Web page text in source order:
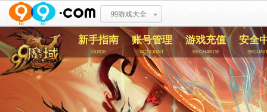
99游戏大全
新手指南
guide
账号管理
account
游戏充值
recharge
安全